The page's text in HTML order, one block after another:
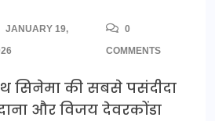
JANUARY 19,
0
COMMENTS
सिनेमा की सबसे पसंदीदा
और विजय देवरकोंडा